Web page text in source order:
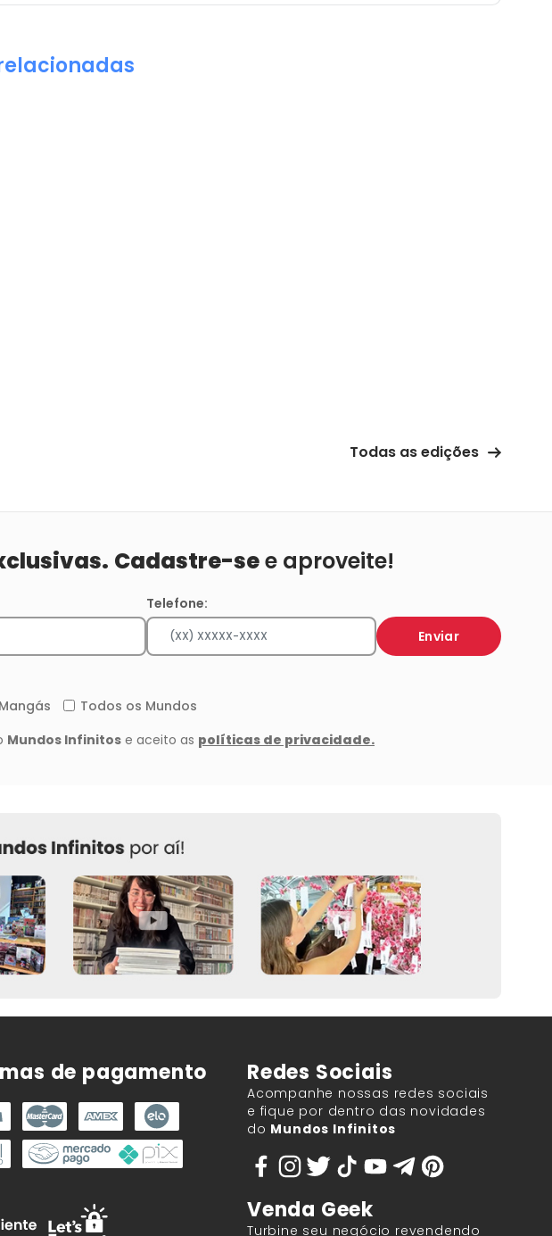
Todas as edições
de pagamento Redes Sociais
Acompanhe nossas redes sociais
e fique por dentro das novidades
do Mundos Infinitos
Venda Geek
Turbine seu negócio revendendo